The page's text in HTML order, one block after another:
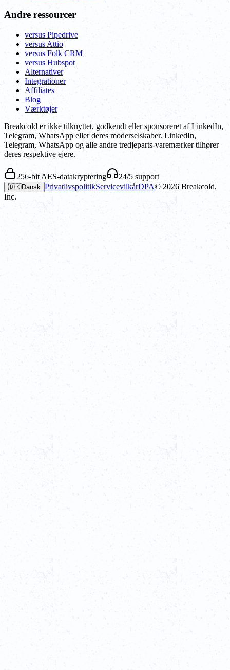
Andre ressourcer
versus Pipedrive
versus Attio
versus Folk CRM
versus Hubspot
Alternativer
Integrationer
Affiliates
Blog
Værktøjer
Breakcold er ikke tilknyttet, godkendt eller sponsoreret af LinkedIn,
Telegram, WhatsApp eller deres moderselskaber. LinkedIn,
Telegram, WhatsApp og alle andre tredjeparts-varemærker tilhører
deres respektive ejere.
256-bit AES-datakryptering 24/5 support
🇩🇰Dansk PrivatlivspolitikServicevilkårDPA© 2026 Breakcold,
Inc.